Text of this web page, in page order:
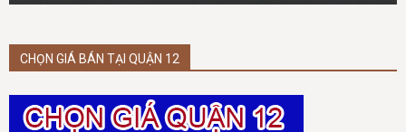
CHỌN GIÁ BÁN TẠI QUẬN 12